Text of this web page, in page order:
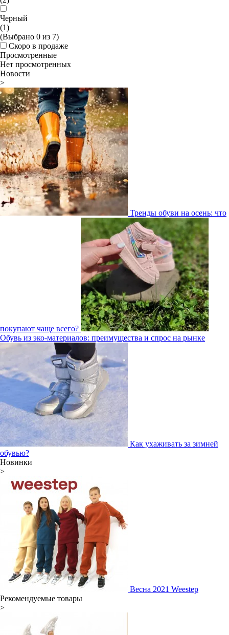
Черный
(1)
(Выбрано 0 из 7)
Скоро в продаже
Просмотренные
Нет просмотренных
Новости
>
Тренды обуви на осень: что
покупают чаще всего?
Обувь из эко-материалов: преимущества и спрос на рынке
Как ухаживать за зимней
обувью?
Новинки
>
Весна 2021 Weestep
Рекомендуемые товары
>